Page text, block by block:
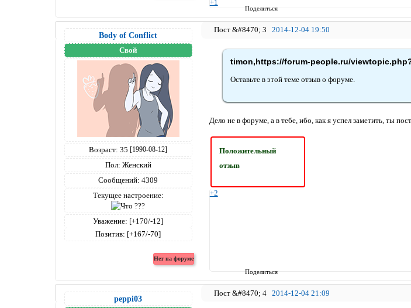
Поделиться
+1
Поделиться
3 2014-12-04 19:50
Body of Conflict
Свой
Возраст: 35 [1990-08-12]
Пол: Женский
Сообщений: 4309
Текущее настроение:
Уважение: [+170/-12]
Позитив: [+167/-70]
timon,https://forum-people.ru/
Оставьте в этой теме отзыв о форуме.
Дело не в форуме, а в тебе, ибо, как я успел заметить, ты
Положительный
отзыв
+2
4 2014-12-04 21:09
peppi03